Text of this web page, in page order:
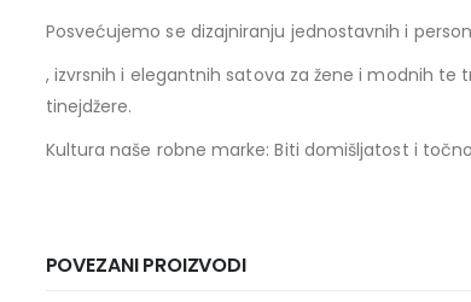
Posvećujemo se dizajniranju jednostavnih i
, izvrsnih i elegantnih satova za žene i modnih te
tinejdžere.
Kultura naše robne marke: Biti domišljatost i
POVEZANI PROIZVODI